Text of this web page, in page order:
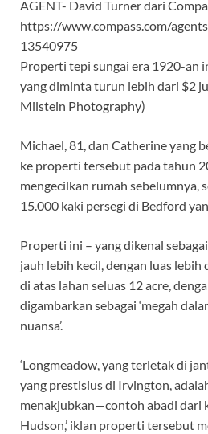
Properti tepi sungai era 1920-an
yang diminta turun lebih dari $2
Milstein Photography)
Michael, 81, dan Catherine yang
ke properti tersebut pada tahun
mengecilkan rumah sebelumnya,
15.000 kaki persegi di Bedford
Properti ini – yang dikenal
jauh lebih kecil, dengan luas lebih
di atas lahan seluas 12 acre,
digambarkan sebagai ‘megah
nuansa’.
‘Longmeadow, yang terletak di
yang prestisius di Irvington,
menakjubkan—contoh abadi dari
Hudson,’ iklan properti tersebut